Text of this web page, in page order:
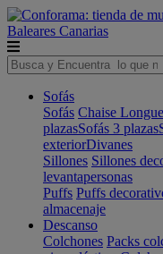
Baleares Canarias
Sofás
Sofás Chaise Longue
plazasSofás 3 plazas
exteriorDivanes
Sillones Sillones
levantapersonas
Puffs Puffs
almacenaje
Descanso
Colchones Packs